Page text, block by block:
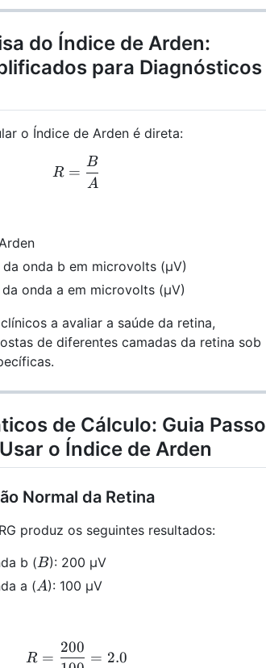
do Índice de Arden:
para Diagnósticos
o Índice de Arden é direta:
R = \frac{B}{A}
R =
A
B
onda b em microvolts (μV)
onda a em microvolts (μV)
a avaliar a saúde da retina,
de diferentes camadas da retina sob
de Cálculo: Guia Passo
o Índice de Arden
Normal da Retina
produz os seguintes resultados:
b (B
B): 200 μV
a (A
A): 100 μV
R = \frac{200}{100} = 2.0
R =
200
= 2.0